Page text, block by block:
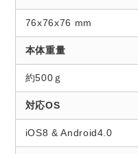
76x76x76 mm
本体重量
約500ｇ
対応OS
iOS8 & Android4.0